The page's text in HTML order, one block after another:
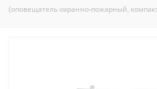
(оповещатель охранно-пожарный,